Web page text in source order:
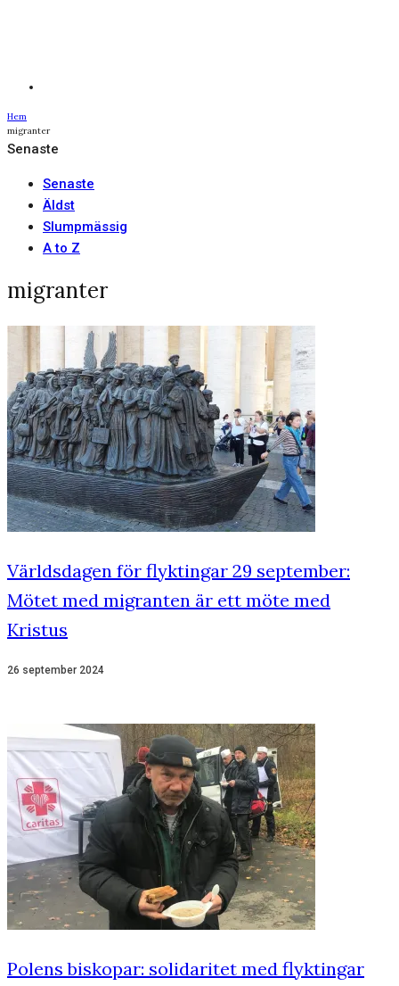
Hem
migranter
Senaste
Senaste
Äldst
Slumpmässig
A to Z
migranter
Världsdagen för flyktingar 29 september:
Mötet med migranten är ett möte med
Kristus
26 september 2024
Polens biskopar: solidaritet med flyktingar